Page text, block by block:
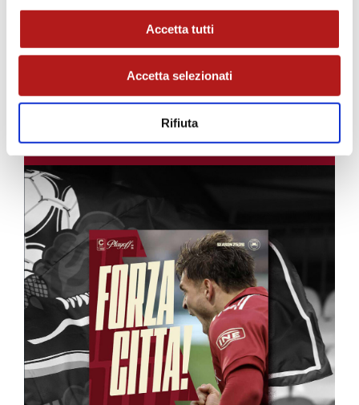
Accetta tutti
Accetta selezionati
Rifiuta
MATCH PROGRAM